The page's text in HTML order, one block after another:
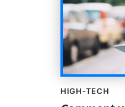
HIGH-TECH